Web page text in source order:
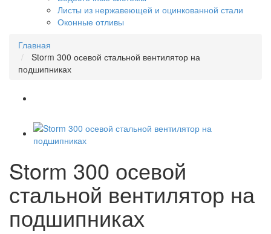
Листы из нержавеющей и оцинкованной стали
Оконные отливы
Главная
Storm 300 осевой стальной вентилятор на
подшипниках
Storm 300 осевой
стальной вентилятор на
подшипниках